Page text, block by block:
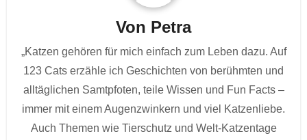
Von Petra
„Katzen gehören für mich einfach zum Leben dazu. Auf
123 Cats erzähle ich Geschichten von berühmten und
alltäglichen Samtpfoten, teile Wissen und Fun Facts –
immer mit einem Augenzwinkern und viel Katzenliebe.
Auch Themen wie Tierschutz und Welt-Katzentage